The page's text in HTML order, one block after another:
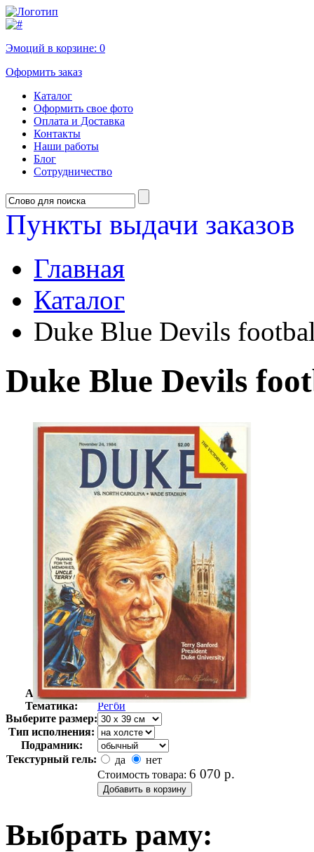
Эмоций в корзине: 0
Оформить заказ
Каталог
Оформить свое фото
Оплата и Доставка
Контакты
Наши работы
Блог
Сотрудничество
Пункты выдачи заказов
Главная
Каталог
Duke Blue Devils
Duke Blue Devils
Автор:
Неизвестно
Арт-стиль
Ретро-Реклама
Тематика:
Регби
Выберите размер:
Тип исполнения:
Подрамник:
Текстурный гель:
да
нет
Стоимость товара: 6 070 р.
Выбрать раму: